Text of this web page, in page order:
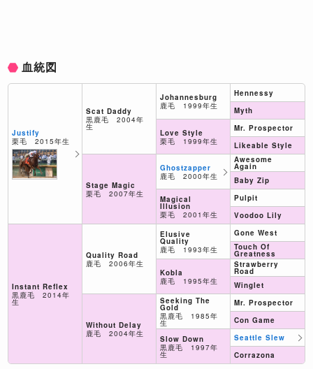
血統図
Justify
栗毛 2015年生
Instant Reflex
黒鹿毛 2014年
生
Scat Daddy
黒鹿毛 2004年
生
Stage Magic
栗毛 2007年生
Quality Road
鹿毛 2006年生
Without Delay
鹿毛 2004年生
Johannesburg
鹿毛 1999年生
Love Style
栗毛 1999年生
Ghostzapper
鹿毛 2000年生
Magical
Illusion
栗毛 2001年生
Elusive
Quality
鹿毛 1993年生
Kobla
鹿毛 1995年生
Seeking The
Gold
黒鹿毛 1985年
生
Slow Down
黒鹿毛 1997年
生
Hennessy
Myth
Mr. Prospector
Likeable Style
Awesome
Again
Baby Zip
Pulpit
Voodoo Lily
Gone West
Touch Of
Greatness
Strawberry
Road
Winglet
Mr. Prospector
Con Game
Seattle Slew
Corrazona